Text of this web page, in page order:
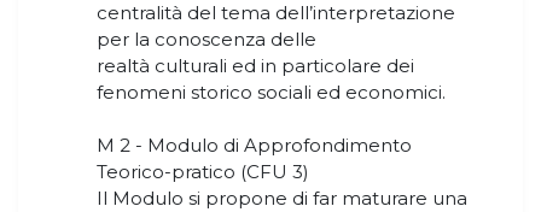
centralità del tema dell’interpretazione
per la conoscenza delle
realtà culturali ed in particolare dei
fenomeni storico sociali ed economici.
M 2 - Modulo di Approfondimento
Teorico-pratico (CFU 3)
Il Modulo si propone di far maturare una